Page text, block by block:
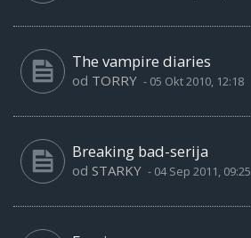
The vampire diaries
od TORRY - 05 Okt 2010, 12:18
Breaking bad-serija
od STARKY - 04 Sep 2011, 09:25